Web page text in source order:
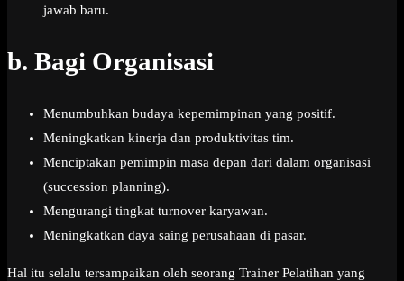
jawab baru.
b. Bagi Organisasi
Menumbuhkan budaya kepemimpinan yang positif.
Meningkatkan kinerja dan produktivitas tim.
Menciptakan pemimpin masa depan dari dalam organisasi
(succession planning).
Mengurangi tingkat turnover karyawan.
Meningkatkan daya saing perusahaan di pasar.
Hal itu selalu tersampaikan oleh seorang Trainer Pelatihan yang